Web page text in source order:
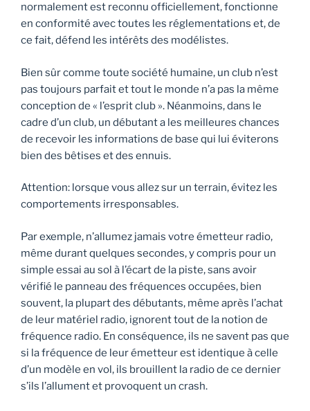
normalement est reconnu officiellement, fonctionne
en conformité avec toutes les réglementations et, de
ce fait, défend les intérêts des modélistes.
Bien sûr comme toute société humaine, un club n’est
pas toujours parfait et tout le monde n’a pas la même
conception de « l’esprit club ». Néanmoins, dans le
cadre d’un club, un débutant a les meilleures chances
de recevoir les informations de base qui lui éviterons
bien des bêtises et des ennuis.
Attention: lorsque vous allez sur un terrain, évitez les
comportements irresponsables.
Par exemple, n’allumez jamais votre émetteur radio,
même durant quelques secondes, y compris pour un
simple essai au sol à l’écart de la piste, sans avoir
vérifié le panneau des fréquences occupées, bien
souvent, la plupart des débutants, même après l’achat
de leur matériel radio, ignorent tout de la notion de
fréquence radio. En conséquence, ils ne savent pas que
si la fréquence de leur émetteur est identique à celle
d’un modèle en vol, ils brouillent la radio de ce dernier
s’ils l’allument et provoquent un crash.